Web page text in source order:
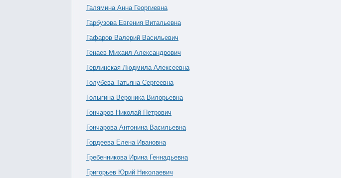
Галямина Анна Георгиевна
Гарбузова Евгения Витальевна
Гафаров Валерий Васильевич
Генаев Михаил Александрович
Герлинская Людмила Алексеевна
Голубева Татьяна Сергеевна
Голыгина Вероника Вилорьевна
Гончаров Николай Петрович
Гончарова Антонина Васильевна
Гордеева Елена Ивановна
Гребенникова Ирина Геннадьевна
Григорьев Юрий Николаевич